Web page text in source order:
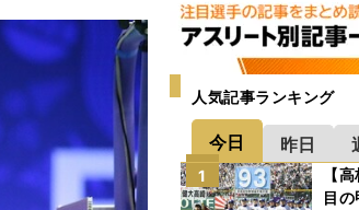
人気記事ランキング
今日 昨日
【
目
1